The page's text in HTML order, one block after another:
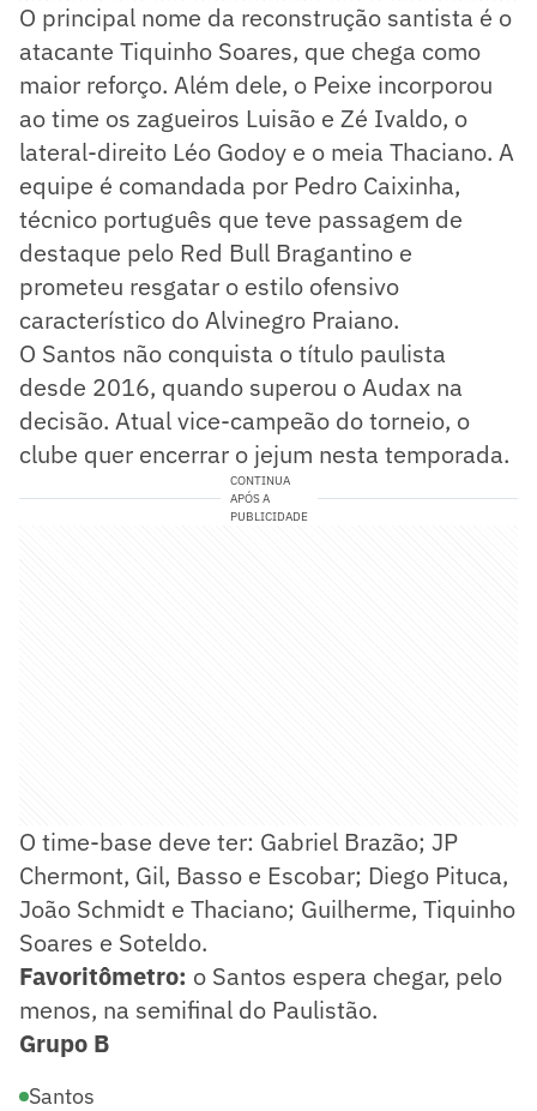
O principal nome da reconstrução santista é o
atacante Tiquinho Soares, que chega como
maior reforço. Além dele, o Peixe incorporou
ao time os zagueiros Luisão e Zé Ivaldo, o
lateral-direito Léo Godoy e o meia Thaciano. A
equipe é comandada por Pedro Caixinha,
técnico português que teve passagem de
destaque pelo Red Bull Bragantino e
prometeu resgatar o estilo ofensivo
característico do Alvinegro Praiano.
O Santos não conquista o título paulista
desde 2016, quando superou o Audax na
decisão. Atual vice-campeão do torneio, o
clube quer encerrar o jejum nesta temporada.
CONTINUA
APÓS A
PUBLICIDADE
O time-base deve ter: Gabriel Brazão; JP
Chermont, Gil, Basso e Escobar; Diego Pituca,
João Schmidt e Thaciano; Guilherme, Tiquinho
Soares e Soteldo.
Favoritômetro: o Santos espera chegar, pelo
menos, na semifinal do Paulistão.
Grupo B
Santos